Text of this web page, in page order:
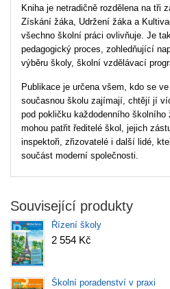
Kniha je netradičně rozdělena na tři
Získání žáka, Udržení žáka a
všechno školní práci ovlivňuje. Je
pedagogický proces, zohledňující
výběru školy, školní vzdělávací
Publikace je určena všem, kdo se
současnou školu zajímají, chtějí jí
pod pokličku každodenního
mohou patřit ředitelé škol, jejich
inspektoři, zřizovatelé i další lidé,
součást moderní společnosti.
Související produkty
Řízení školy
2 554 Kč
Školní poradenství v praxi